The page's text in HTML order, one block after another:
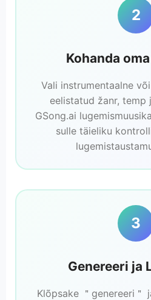
2
Kohanda
Vali instrumentaalne
eelistatud žanr, temp
GSong.ai
sulle täieliku
3
Genereeri ja
Klõpsake ＂genereeri＂